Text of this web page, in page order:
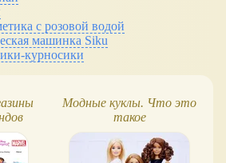
с розовой водой
машинка Siku
курносики
Модные куклы. Что это
такое